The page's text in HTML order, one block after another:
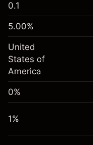
%
(-$4.31)
$1,000.00
-0.000682
%
(-$0.14)
0.1
5.00%
United
States of
America
0%
1%